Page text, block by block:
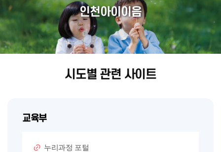
인천아이이음
시도별 관련 사이트
교육부
누리과정 포털